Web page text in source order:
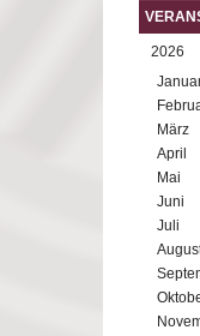
2026
März
April
Mai
Juni
Juli